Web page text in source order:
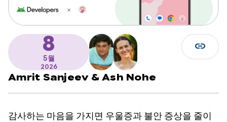
8
5월
2026
Amrit Sanjeev & Ash Nohe
link
감사하는 마음을 가지면 우울증과 불안 증상을 줄이